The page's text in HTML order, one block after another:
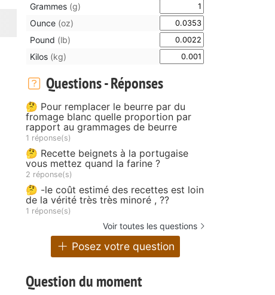
Grammes (g)
Ounce (oz)
Pound (lb)
Kilos (kg)
Questions - Réponses
🤔 Pour remplacer le beurre par du
fromage blanc quelle proportion par
rapport au grammages de beurre
1 réponse(s)
🤔 Recette beignets à la portugaise
vous mettez quand la farine ?
2 réponse(s)
🤔 -le coût estimé des recettes est loin
de la vérité très très minoré , ??
1 réponse(s)
Voir toutes les questions
Posez votre question
Question du moment